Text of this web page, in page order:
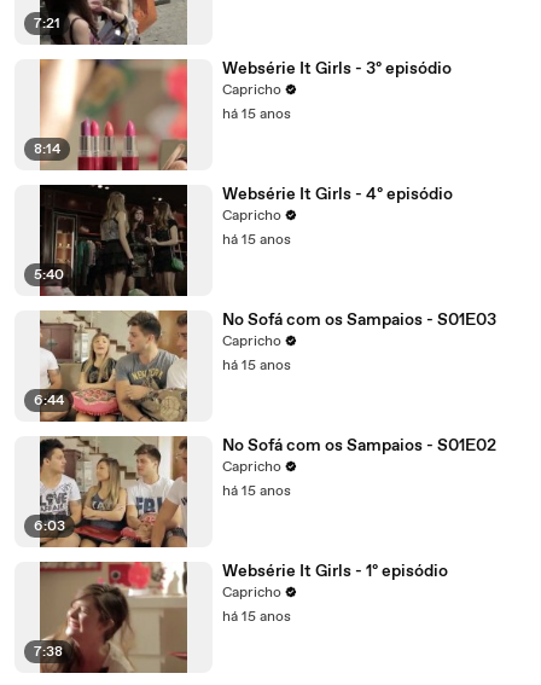
7:21
8:14
Websérie It Girls - 3º episódio
Capricho
há 15 anos
5:40
Websérie It Girls - 4º episódio
Capricho
há 15 anos
6:44
No Sofá com os Sampaios - S01E03
Capricho
há 15 anos
6:03
No Sofá com os Sampaios - S01E02
Capricho
há 15 anos
7:38
Websérie It Girls - 1º episódio
Capricho
há 15 anos